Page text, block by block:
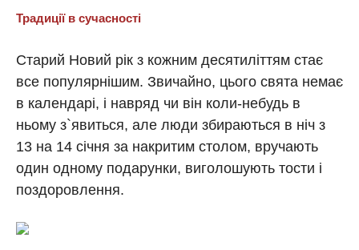
Традиції в сучасності
Старий Новий рік з кожним десятиліттям стає
все популярнішим. Звичайно, цього свята немає
в календарі, і навряд чи він коли-небудь в
ньому з`явиться, але люди збираються в ніч з
13 на 14 січня за накритим столом, вручають
один одному подарунки, виголошують тости і
поздоровлення.